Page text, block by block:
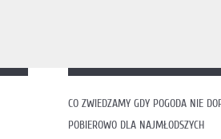
CO ZWIEDZAMY GDY POGODA NIE
POBIEROWO DLA NAJMŁODSZYCH